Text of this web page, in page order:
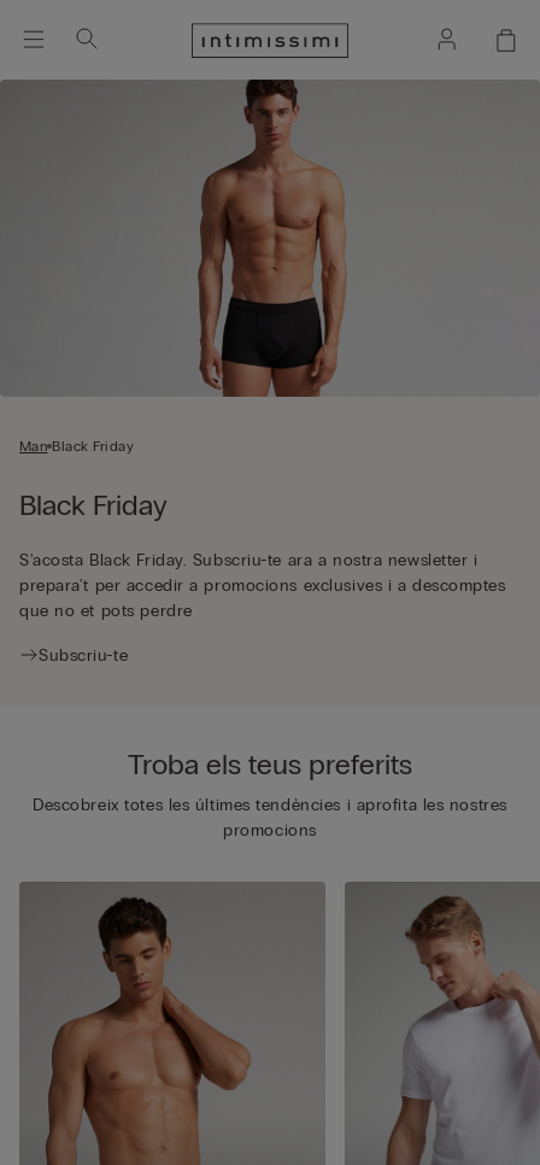
Man Black Friday
Black Friday
S'acosta Black Friday. Subscriu-te ara a nostra newsletter i
prepara't per accedir a promocions exclusives i a descomptes
que no et pots perdre
Subscriu-te
Troba els teus preferits
Descobreix totes les últimes tendències i aprofita les nostres
promocions